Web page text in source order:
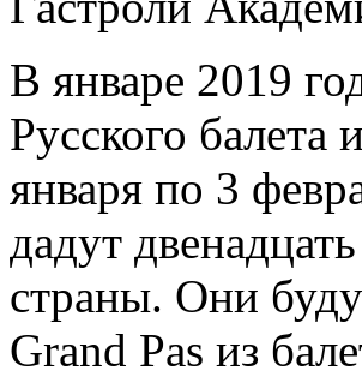
В январе 2019
Русского
января по 3
дадут
страны. Они
Grand Pas из